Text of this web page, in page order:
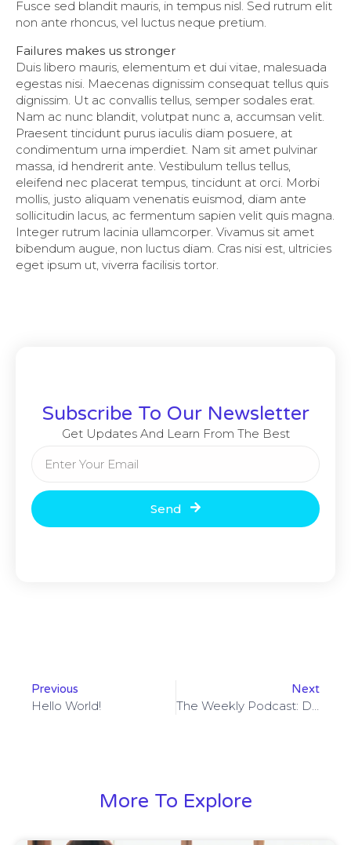
Fusce sed blandit mauris, in tempus nisl. Sed rutrum elit
non ante rhoncus, vel luctus neque pretium.
Failures makes us stronger
Duis libero mauris, elementum et dui vitae, malesuada
egestas nisi. Maecenas dignissim consequat tellus quis
dignissim. Ut ac convallis tellus, semper sodales erat.
Nam ac nunc blandit, volutpat nunc a, accumsan velit.
Praesent tincidunt purus iaculis diam posuere, at
condimentum urna imperdiet. Nam sit amet pulvinar
massa, id hendrerit ante. Vestibulum tellus tellus,
eleifend nec placerat tempus, tincidunt at orci. Morbi
mollis, justo aliquam venenatis euismod, diam ante
sollicitudin lacus, ac fermentum sapien velit quis magna.
Integer rutrum lacinia ullamcorper. Vivamus sit amet
bibendum augue, non luctus diam. Cras nisi est, ultricies
eget ipsum ut, viverra facilisis tortor.
Subscribe To Our Newsletter
Get Updates And Learn From The Best
Send
Previous
Hello World!
Next
The Weekly Podcast: Design Meets Technology
More To Explore